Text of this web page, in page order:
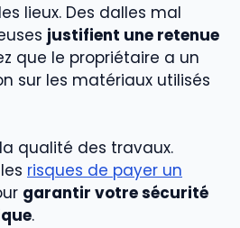
lieux. Des dalles mal
justifient une retenue
que le propriétaire a un
sur les matériaux utilisés
qualité des travaux.
risques de payer un
garantir votre sécurité
.